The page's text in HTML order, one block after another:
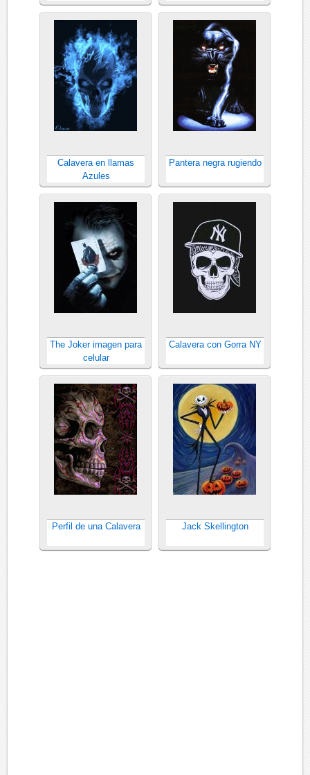
Calavera en llamas
Azules
Pantera negra rugiendo
The Joker imagen para
celular
Calavera con Gorra NY
Perfil de una Calavera Jack Skellington